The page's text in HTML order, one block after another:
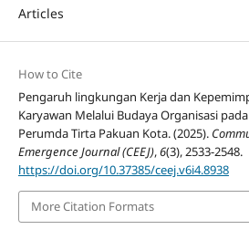
Articles
How to Cite
Pengaruh lingkungan Kerja dan
Karyawan Melalui Budaya Organisasi
Perumda Tirta Pakuan Kota. (2025).
Emergence Journal (CEEJ),6(3), 2533-2548.
https://doi.org/10.37385/ceej.v6i4.8938
More Citation Formats